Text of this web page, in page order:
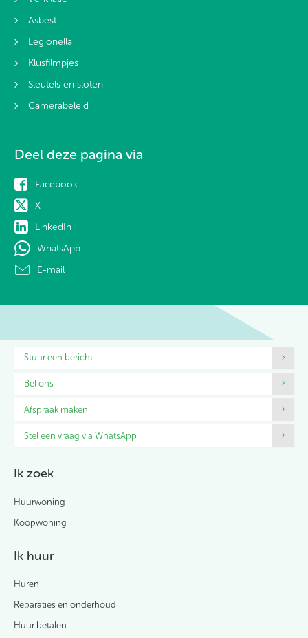
Asbest
Legionella
Klusfilmpjes
Sleutels en sloten
Camerabeleid
Deel deze pagina via
Facebook
X
LinkedIn
WhatsApp
E-mail
Contactinformatie
Stuur een bericht
Bel ons
Afspraak maken
Stel een vraag via WhatsApp
Ik zoek
Huurwoning
Koopwoning
Ik huur
Huren
Reparaties en onderhoud
Huur betalen